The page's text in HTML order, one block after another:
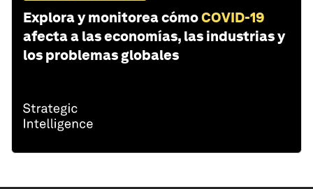
Explora y monitorea cómoCOVID-19
afecta a las economías, las industrias y
los problemas globales